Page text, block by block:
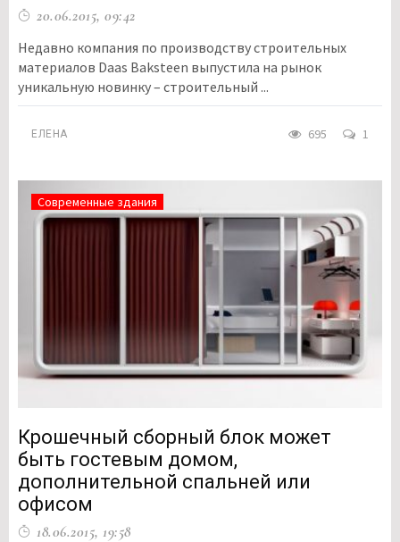
20.06.2015, 09:42
Недавно компания по производству строительных
материалов Daas Baksteen выпустила на рынок
уникальную новинку – строительный ...
ЕЛЕНА 695 1
Современные здания
Крошечный сборный блок может
быть гостевым домом,
дополнительной спальней или
офисом
18.06.2015, 19:58